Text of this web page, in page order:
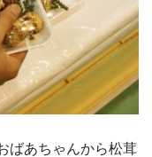
ばあちゃんから松茸